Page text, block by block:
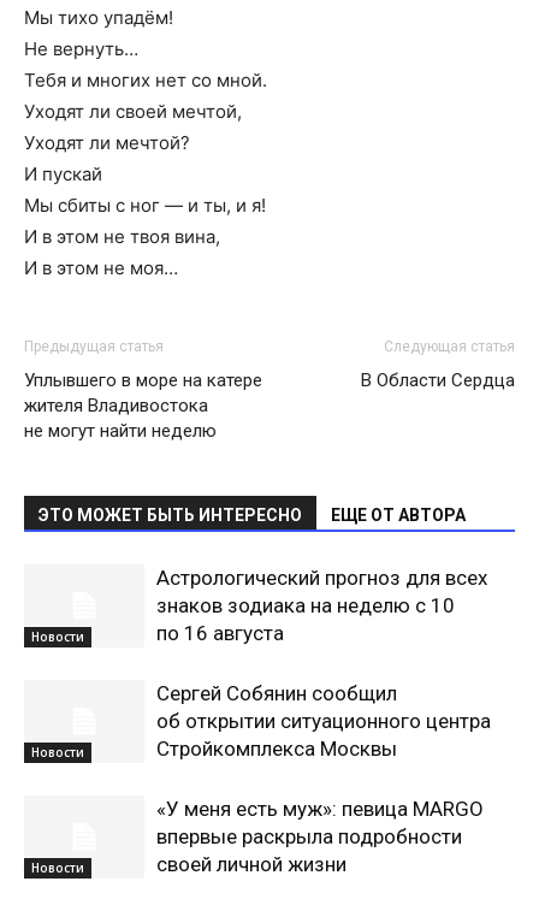
Мы тихо упадём!
Не вернуть…
Тебя и многих нет со мной.
Уходят ли своей мечтой,
Уходят ли мечтой?
И пускай
Мы сбиты с ног — и ты, и я!
И в этом не твоя вина,
И в этом не моя…
Предыдущая статья
Уплывшего в море на катере
жителя Владивостока
не могут найти неделю
Следующая статья
В Области Сердца
ЭТО МОЖЕТ БЫТЬ ИНТЕРЕСНО ЕЩЕ ОТ АВТОРА
Новости
Астрологический прогноз для всех
знаков зодиака на неделю с 10
по 16 августа
Новости
Сергей Собянин сообщил
об открытии ситуационного центра
Стройкомплекса Москвы
Новости
«У меня есть муж»: певица MARGO
впервые раскрыла подробности
своей личной жизни